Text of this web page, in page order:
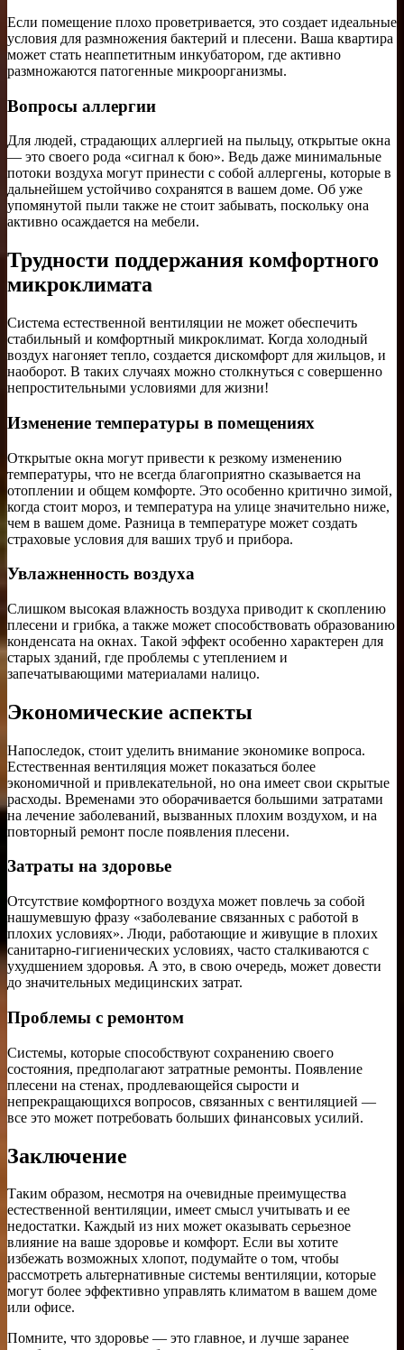
Если помещение плохо проветривается, это создает идеальные
условия для размножения бактерий и плесени. Ваша квартира
может стать неаппетитным инкубатором, где активно
размножаются патогенные микроорганизмы.
Вопросы аллергии
Для людей, страдающих аллергией на пыльцу, открытые окна
— это своего рода «сигнал к бою». Ведь даже минимальные
потоки воздуха могут принести с собой аллергены, которые в
дальнейшем устойчиво сохранятся в вашем доме. Об уже
упомянутой пыли также не стоит забывать, поскольку она
активно осаждается на мебели.
Трудности поддержания комфортного
микроклимата
Система естественной вентиляции не может обеспечить
стабильный и комфортный микроклимат. Когда холодный
воздух нагоняет тепло, создается дискомфорт для жильцов, и
наоборот. В таких случаях можно столкнуться с совершенно
непростительными условиями для жизни!
Изменение температуры в помещениях
Открытые окна могут привести к резкому изменению
температуры, что не всегда благоприятно сказывается на
отоплении и общем комфорте. Это особенно критично зимой,
когда стоит мороз, и температура на улице значительно ниже,
чем в вашем доме. Разница в температуре может создать
страховые условия для ваших труб и прибора.
Увлажненность воздуха
Слишком высокая влажность воздуха приводит к скоплению
плесени и грибка, а также может способствовать образованию
конденсата на окнах. Такой эффект особенно характерен для
старых зданий, где проблемы с утеплением и
запечатывающими материалами налицо.
Экономические аспекты
Напоследок, стоит уделить внимание экономике вопроса.
Естественная вентиляция может показаться более
экономичной и привлекательной, но она имеет свои скрытые
расходы. Временами это оборачивается большими затратами
на лечение заболеваний, вызванных плохим воздухом, и на
повторный ремонт после появления плесени.
Затраты на здоровье
Отсутствие комфортного воздуха может повлечь за собой
нашумевшую фразу «заболевание связанных с работой в
плохих условиях». Люди, работающие и живущие в плохих
санитарно-гигиенических условиях, часто сталкиваются с
ухудшением здоровья. А это, в свою очередь, может довести
до значительных медицинских затрат.
Проблемы с ремонтом
Системы, которые способствуют сохранению своего
состояния, предполагают затратные ремонты. Появление
плесени на стенах, продлевающейся сырости и
непрекращающихся вопросов, связанных с вентиляцией —
все это может потребовать больших финансовых усилий.
Заключение
Таким образом, несмотря на очевидные преимущества
естественной вентиляции, имеет смысл учитывать и ее
недостатки. Каждый из них может оказывать серьезное
влияние на ваше здоровье и комфорт. Если вы хотите
избежать возможных хлопот, подумайте о том, чтобы
рассмотреть альтернативные системы вентиляции, которые
могут более эффективно управлять климатом в вашем доме
или офисе.
Помните, что здоровье — это главное, и лучше заранее